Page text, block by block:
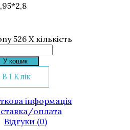
526 X кількість
У кошик
В 1 Клік
інформація
оплата
Відгуки (0)